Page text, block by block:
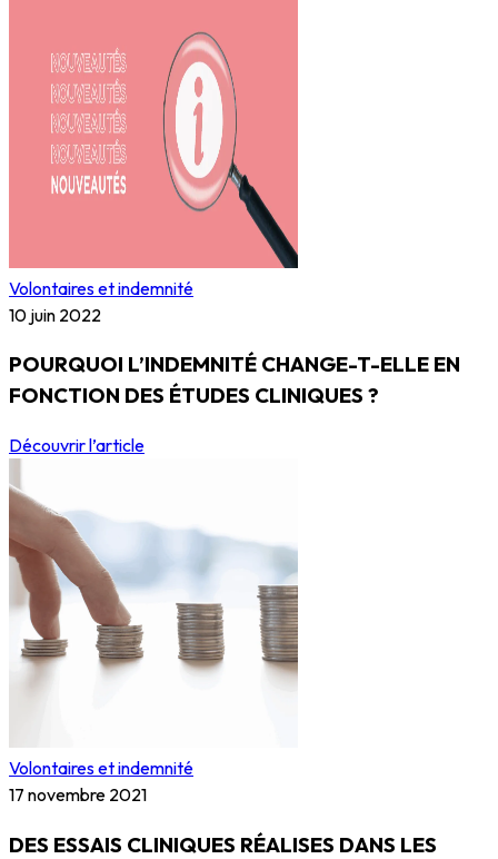
Volontaires et indemnité
10 juin 2022
POURQUOI L’INDEMNITÉ CHANGE-T-ELLE EN
FONCTION DES ÉTUDES CLINIQUES ?
Découvrir l’article
Volontaires et indemnité
17 novembre 2021
DES ESSAIS CLINIQUES RÉALISES DANS LES